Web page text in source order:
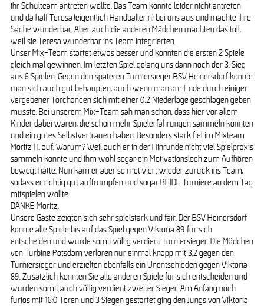
ihr Schulteam antreten wollte. Das Team konnte leider nicht antreten
und da half Teresa (eigentlich Handballerin) bei uns aus und machte ihre
Sache wunderbar. Aber auch die anderen Mädchen machten das toll,
weil sie Teresa wunderbar ins Team integrierten.
Unser Mix-Team startet etwas besser und konnten die ersten 2 Spiele
gleich mal gewinnen. Im letzten Spiel gelang uns dann noch der 3. Sieg
aus 6 Spielen. Gegen den späteren Turniersieger BSV Heinersdorf konnte
man sich auch gut behaupten, auch wenn man am Ende durch einiger
vergebener Torchancen sich mit einer 0:2 Niederlage geschlagen geben
musste. Bei unserem Mix-Team sah man schon, dass hier vor allem
Kinder dabei waren, die schon mehr Spielerfahrungen sammeln konnten
und ein gutes Selbstvertrauen haben. Besonders stark fiel im Mixteam
Moritz H. auf. Warum? Weil auch er in der Hinrunde nicht viel Spielpraxis
sammeln konnte und ihm wohl sogar ein Motivationsloch zum Aufhören
bewegt hatte. Nun kam er aber so motiviert wieder zurück ins Team,
sodass er richtig gut auftrumpfen und sogar BEIDE Turniere an dem Tag
mitspielen wollte.
DANKE Moritz.
Unsere Gäste zeigten sich sehr spielstark und fair. Der BSV Heinersdorf
konnte alle Spiele bis auf das Spiel gegen Viktoria 89 für sich
entscheiden und wurde somit völlig verdient Turniersieger. Die Mädchen
von Turbine Potsdam verloren nur einmal knapp mit 3:2 gegen den
Turniersieger und erzielten ebenfalls ein Unentschieden gegen Viktoria
89. Zusätzlich konnten Sie alle anderen Spiele für sich entscheiden und
wurden somit auch völlig verdient zweiter Sieger. Am Anfang noch
furios mit 16:0 Toren und 3 Siegen gestartet ging den Jungs von Viktoria